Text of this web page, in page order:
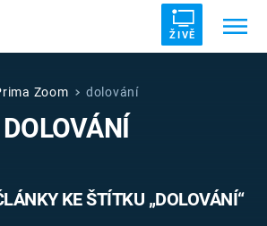
ŽIVĚ
UFO DRUHÁ SVĚTOVÁ VÁLKA
DÁVNOVĚKU
Zoom dolování
DOLOVÁNÍ
KE ŠTÍTKU „DOLOVÁNÍ“